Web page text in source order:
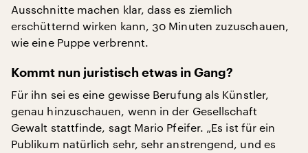
Ausschnitte machen klar, dass es ziemlich
erschütternd wirken kann, 30 Minuten zuzuschauen,
wie eine Puppe verbrennt.
Kommt nun juristisch etwas in Gang?
Für ihn sei es eine gewisse Berufung als Künstler,
genau hinzuschauen, wenn in der Gesellschaft
Gewalt stattfinde, sagt Mario Pfeifer. „Es ist für ein
Publikum natürlich sehr, sehr anstrengend, und es